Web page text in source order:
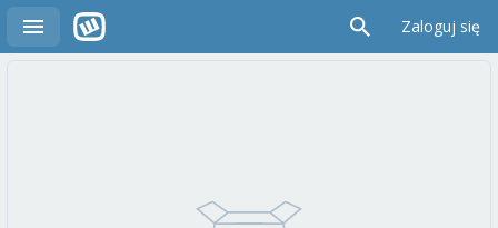
Zaloguj się